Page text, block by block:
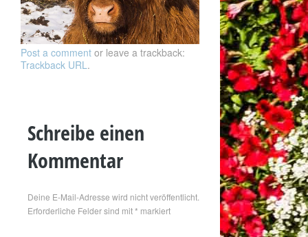
Post a comment or leave a trackback:
Trackback URL.
Schreibe einen
Kommentar
Deine E-Mail-Adresse wird nicht veröffentlicht.
Erforderliche Felder sind mit* markiert